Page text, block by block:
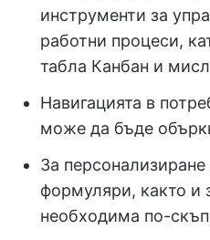
инструменти за
работни процеси,
табла Канбан и
Навигацията в
може да бъде
За персонализиране
формуляри, както и
необходима по-